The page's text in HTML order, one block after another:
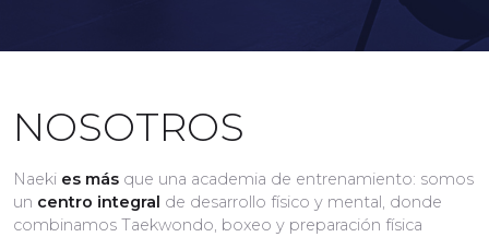
NOSOTROS
Naeki es más que una academia de entrenamiento: somos
un centro integral de desarrollo físico y mental, donde
combinamos Taekwondo, boxeo y preparación física